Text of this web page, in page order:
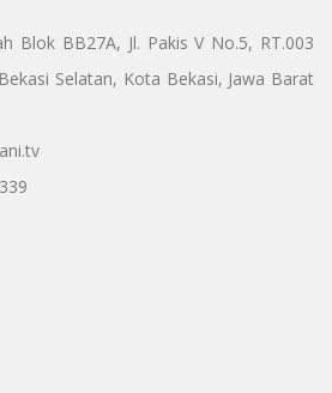
Blok BB27A, Jl. Pakis V No.5, RT.003
Selatan, Kota Bekasi, Jawa Barat